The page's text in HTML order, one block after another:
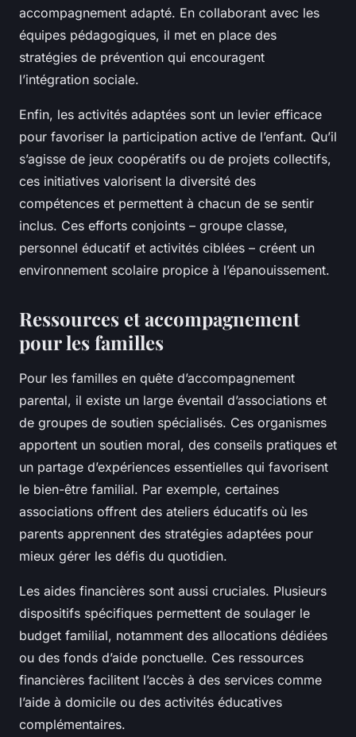
accompagnement adapté. En collaborant avec les
équipes pédagogiques, il met en place des
stratégies de prévention qui encouragent
l’intégration sociale.
Enfin, les activités adaptées sont un levier efficace
pour favoriser la participation active de l’enfant. Qu’il
s’agisse de jeux coopératifs ou de projets collectifs,
ces initiatives valorisent la diversité des
compétences et permettent à chacun de se sentir
inclus. Ces efforts conjoints – groupe classe,
personnel éducatif et activités ciblées – créent un
environnement scolaire propice à l’épanouissement.
Ressources et accompagnement
pour les familles
Pour les familles en quête d’accompagnement
parental, il existe un large éventail d’associations et
de groupes de soutien spécialisés. Ces organismes
apportent un soutien moral, des conseils pratiques et
un partage d’expériences essentielles qui favorisent
le bien-être familial. Par exemple, certaines
associations offrent des ateliers éducatifs où les
parents apprennent des stratégies adaptées pour
mieux gérer les défis du quotidien.
Les aides financières sont aussi cruciales. Plusieurs
dispositifs spécifiques permettent de soulager le
budget familial, notamment des allocations dédiées
ou des fonds d’aide ponctuelle. Ces ressources
financières facilitent l’accès à des services comme
l’aide à domicile ou des activités éducatives
complémentaires.